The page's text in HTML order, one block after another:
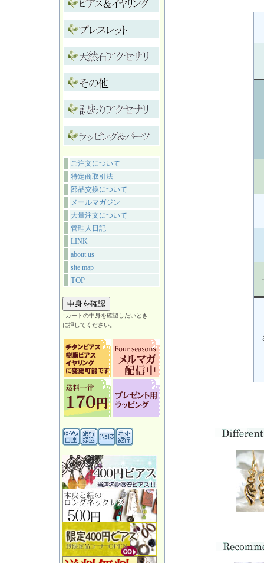
ご注文について
特定商取引法
部品交換について
メールマガジン
大量注文について
管理人日記
LINK
about us
site map
TOP
↑カートの中身を確認したいとき
に押してください。